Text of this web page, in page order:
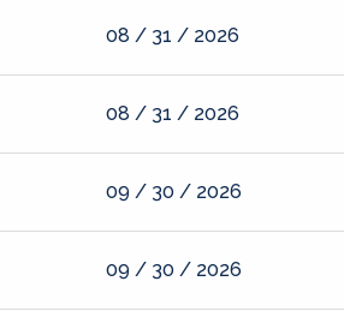
08 / 31 / 2026
08 / 31 / 2026
09 / 30 / 2026
09 / 30 / 2026